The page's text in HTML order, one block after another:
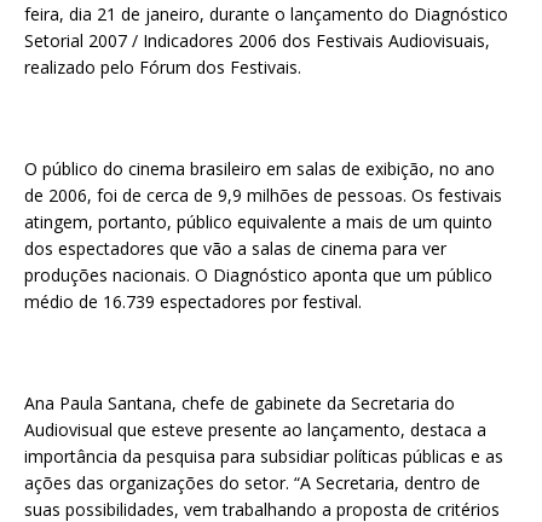
feira, dia 21 de janeiro, durante o lançamento do Diagnóstico
Setorial 2007 / Indicadores 2006 dos Festivais Audiovisuais,
realizado pelo Fórum dos Festivais.
O público do cinema brasileiro em salas de exibição, no ano
de 2006, foi de cerca de 9,9 milhões de pessoas. Os festivais
atingem, portanto, público equivalente a mais de um quinto
dos espectadores que vão a salas de cinema para ver
produções nacionais. O Diagnóstico aponta que um público
médio de 16.739 espectadores por festival.
Ana Paula Santana, chefe de gabinete da Secretaria do
Audiovisual que esteve presente ao lançamento, destaca a
importância da pesquisa para subsidiar políticas públicas e as
ações das organizações do setor. “A Secretaria, dentro de
suas possibilidades, vem trabalhando a proposta de critérios